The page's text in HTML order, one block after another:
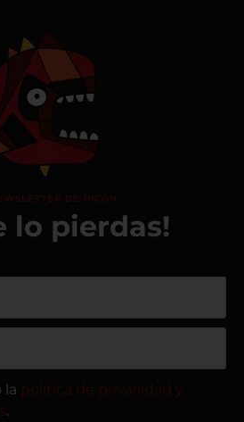
DE PICÓN
lo pierdas!
la política de privacidad y
.